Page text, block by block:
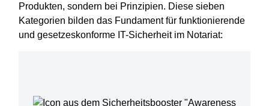
Produkten, sondern bei Prinzipien. Diese sieben
Kategorien bilden das Fundament für funktionierende
und gesetzeskonforme IT-Sicherheit im Notariat: